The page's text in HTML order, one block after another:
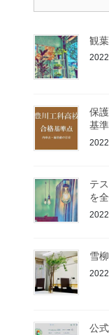
観
保
基
テ
を
雪
公